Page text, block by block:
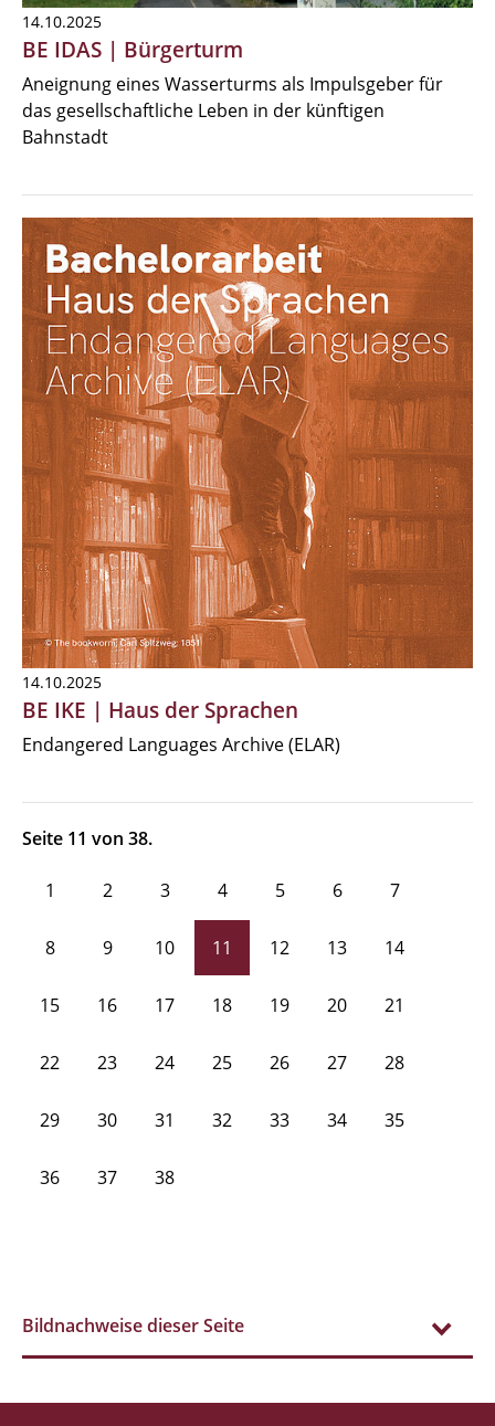
14.10.2025
BE IDAS | Bürgerturm
Aneignung eines Wasserturms als Impulsgeber für
das gesellschaftliche Leben in der künftigen
Bahnstadt
14.10.2025
BE IKE | Haus der Sprachen
Endangered Languages Archive (ELAR)
Seite 11 von 38.
1 2 3 4 5 6 7
8 9 10 11 12 13 14
15 16 17 18 19 20 21
22 23 24 25 26 27 28
29 30 31 32 33 34 35
36 37 38
Bildnachweise dieser Seite